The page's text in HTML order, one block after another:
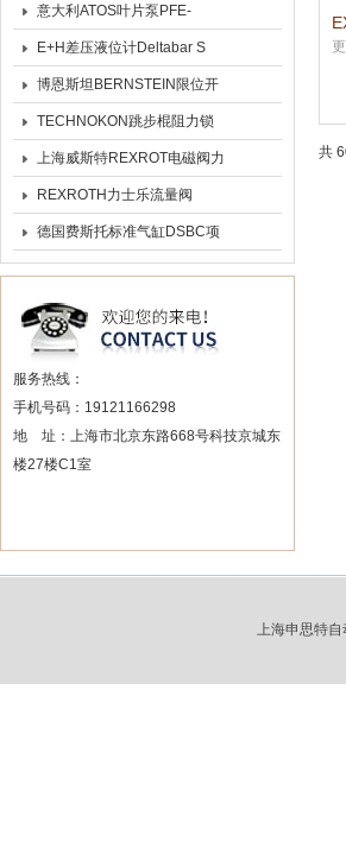
VICKERS柱塞泵原理
意大利ATOS叶片泵PFE-
41085\1DT20产品性能
E+H差压液位计Deltabar S
PMD70参数意义
博恩斯坦BERNSTEIN限位开
关609.7185.082产品优势
TECHNOKON跳步棍阻力锁
定的棍子
上海威斯特REXROT电磁阀力
士乐液压阀力士乐气动
REXROTH力士乐流量阀
2FRE10-4X/25QK4M原装*供
货
德国费斯托标准气缸DSBC项
目介绍分享
服务热线：
手机号码：19121166298
地 址：上海市北京东路668号科技京城东
楼27楼C1室
共
上海申思特